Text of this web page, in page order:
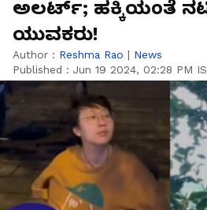
ಅಲರ್ಟ್; ಹಕ್ಕಿಯಂತೆ
ಯುವಕರು!
Author : Reshma Rao | News
Published : Jun 19 2024, 02:28 PM